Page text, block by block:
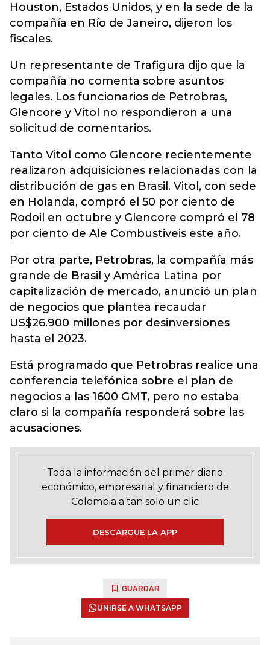
Houston, Estados Unidos, y en la sede de la
compañía en Río de Janeiro, dijeron los
fiscales.
Un representante de Trafigura dijo que la
compañía no comenta sobre asuntos
legales. Los funcionarios de Petrobras,
Glencore y Vitol no respondieron a una
solicitud de comentarios.
Tanto Vitol como Glencore recientemente
realizaron adquisiciones relacionadas con la
distribución de gas en Brasil. Vitol, con sede
en Holanda, compró el 50 por ciento de
Rodoil en octubre y Glencore compró el 78
por ciento de Ale Combustiveis este año.
Por otra parte, Petrobras, la compañía más
grande de Brasil y América Latina por
capitalización de mercado, anunció un plan
de negocios que plantea recaudar
US$26.900 millones por desinversiones
hasta el 2023.
Está programado que Petrobras realice una
conferencia telefónica sobre el plan de
negocios a las 1600 GMT, pero no estaba
claro si la compañía responderá sobre las
acusaciones.
Toda la información del primer diario
económico, empresarial y financiero de
Colombia a tan solo un clic
DESCARGUE LA APP
GUARDAR
UNIRSE A WHATSAPP